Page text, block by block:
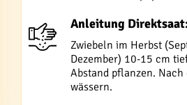
Anleitung
Zwiebeln im Herbst
Dezember) 10-15 cm
Abstand pflanzen.
wässern.